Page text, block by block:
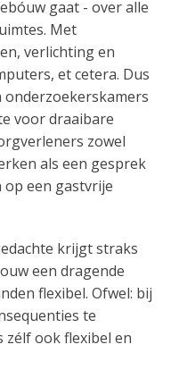
gaat - over alle
Met
verlichting en
et cetera. Dus
voor draaibare
zowel
als een gesprek
een gastvrije
krijgt straks
een dragende
flexibel. Ofwel: bij
te
zélf ook flexibel en